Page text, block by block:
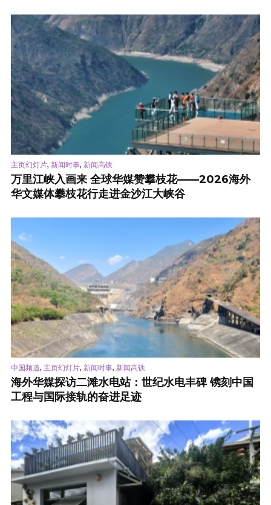
主页幻灯片, 新闻时事, 新闻高铁
万里江峡入画来 全球华媒赞攀枝花——2026海外
华文媒体攀枝花行走进金沙江大峡谷
中国频道, 主页幻灯片, 新闻时事, 新闻高铁
海外华媒探访二滩水电站：世纪水电丰碑 镌刻中国
工程与国际接轨的奋进足迹